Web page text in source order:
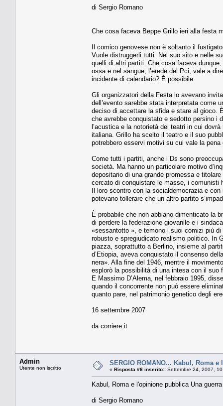
di Sergio Romano
Che cosa faceva Beppe Grillo ieri alla festa
Il comico genovese non è soltanto il
Vuole distruggerli tutti. Nel suo sito e nelle
quelli di altri partiti. Che cosa faceva
ossa e nel sangue, l’erede del Pci, vale a
incidente di calendario? È possibile.
Gli organizzatori della Festa lo avevano
dell’evento sarebbe stata interpretata come
deciso di accettare la sfida e stare al gioco.
che avrebbe conquistato e sedotto persino i
l’acustica e la notorietà dei teatri in cui
italiana. Grillo ha scelto il teatro e il suo
potrebbero esservi motivi su cui vale la
Come tutti i partiti, anche i Ds sono
società. Ma hanno un particolare motivo
depositario di una grande promessa e
cercato di conquistare le masse, i comunisti
Il loro scontro con la socialdemocrazia e
potevano tollerare che un altro partito
È probabile che non abbiano dimenticato la
di perdere la federazione giovanile e i
«sessantotto », e temono i suoi comizi più
robusto e spregiudicato realismo politico. In
piazza, soprattutto a Berlino, insieme al
d’Etiopia, aveva conquistato il consenso
nera». Alla fine del 1946, mentre il
esplorò la possibilità di una intesa con il suo
E Massimo D’Alema, nel febbraio 1995,
quando il concorrente non può essere
quanto pare, nel patrimonio genetico degli
16 settembre 2007
da corriere.it
Admin
Utente non iscritto
SERGIO ROMANO... Kabul, Roma
« Risposta #6 inserito:: Settembre 24, 2007,
Kabul, Roma e l'opinione pubblica Una
di Sergio Romano